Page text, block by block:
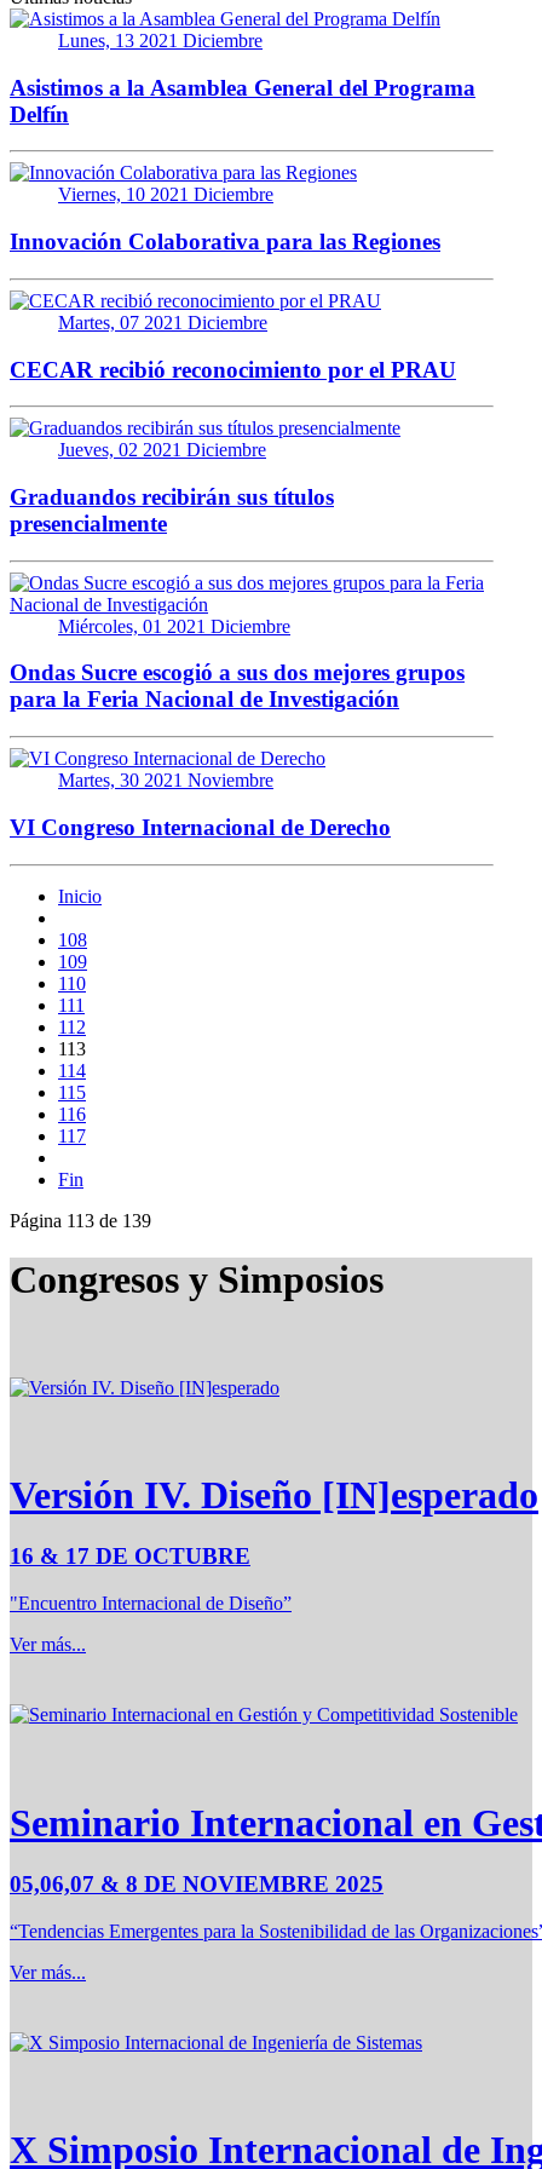
Lunes, 13 2021 Diciembre
Asistimos a la Asamblea General del Programa
Delfín
Viernes, 10 2021 Diciembre
Innovación Colaborativa para las Regiones
Martes, 07 2021 Diciembre
CECAR recibió reconocimiento por el PRAU
Jueves, 02 2021 Diciembre
Graduandos recibirán sus títulos
presencialmente
Miércoles, 01 2021 Diciembre
Ondas Sucre escogió a sus dos mejores grupos
para la Feria Nacional de Investigación
Martes, 30 2021 Noviembre
VI Congreso Internacional de Derecho
Inicio
108
109
110
111
112
113
114
115
116
117
Fin
Página 113 de 139
Congresos y Simposios
Versión IV. Diseño [IN]esperado
16 & 17 DE OCTUBRE
"Encuentro Internacional de Diseño”
Ver más...
Seminario Internacional en
05,06,07 & 8 DE NOVIEMBRE 2025
“Tendencias Emergentes para la Sostenibilidad de las
Ver más...
X Simposio Internacional de